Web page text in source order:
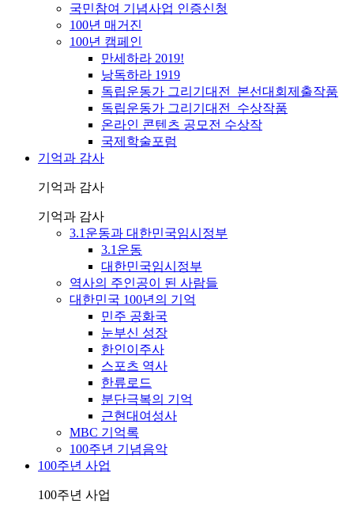
국민참여 기념사업 인증신청
100년 매거진
100년 캠페인
만세하라 2019!
낭독하라 1919
독립운동가 그리기대전_본선대회제출작품
독립운동가 그리기대전_수상작품
온라인 콘텐츠 공모전 수상작
국제학술포럼
기억과 감사
기억과 감사
기억과 감사
3.1운동과 대한민국임시정부
3.1운동
대한민국임시정부
역사의 주인공이 된 사람들
대한민국 100년의 기억
민주 공화국
눈부신 성장
한인이주사
스포츠 역사
한류로드
분단극복의 기억
근현대여성사
MBC 기억록
100주년 기념음악
100주년 사업
100주년 사업